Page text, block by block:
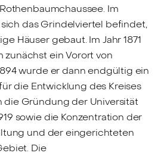
Im
das Grindelviertel befindet,
Häuser gebaut. Im Jahr 1871
zunächst ein Vorort von
wurde er dann endgültig ein
die Entwicklung des Kreises
die Gründung der Universität
sowie die Konzentration der
und der eingerichteten
Die